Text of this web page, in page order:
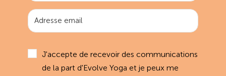
J'accepte de recevoir des communications
de la part d'Evolve Yoga et je peux me